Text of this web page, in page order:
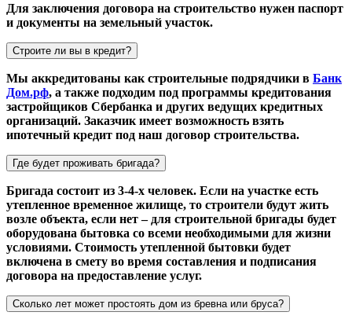
Для заключения договора на строительство нужен паспорт
и документы на земельный участок.
Строите ли вы в кредит?
Мы аккредитованы как строительные подрядчики в Банк
Дом.рф, а также подходим под программы кредитования
застройщиков Сбербанка и других ведущих кредитных
организаций. Заказчик имеет возможность взять
ипотечный кредит под наш договор строительства.
Где будет проживать бригада?
Бригада состоит из 3-4-х человек. Если на участке есть
утепленное временное жилище, то строители будут жить
возле объекта, если нет – для строительной бригады будет
оборудована бытовка со всеми необходимыми для жизни
условиями. Стоимость утепленной бытовки будет
включена в смету во время составления и подписания
договора на предоставление услуг.
Сколько лет может простоять дом из бревна или бруса?